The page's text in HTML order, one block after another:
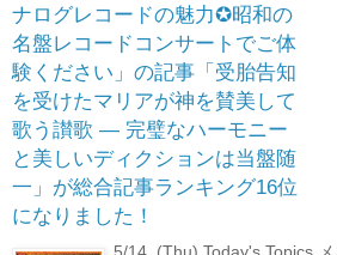
ナログレコードの魅力✪昭和の
名盤レコードコンサートでご体
験ください」の記事「受胎告知
を受けたマリアが神を賛美して
歌う讃歌 ― 完璧なハーモニー
と美しいディクションは当盤随
一」が総合記事ランキング16位
になりました！